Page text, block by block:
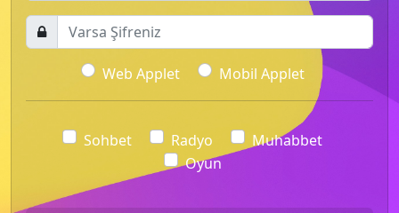
Web Applet Mobil Applet
Sohbet Radyo
Muhabbet
Oyun